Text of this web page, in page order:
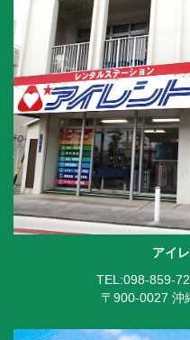
アイ
TEL:098-859-
〒900-0027 沖